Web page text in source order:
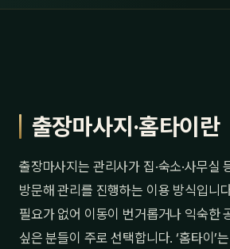
출장마사지·홈타이란
출장마사지는 관리사가 집·숙소·사무실
방문해 관리를 진행하는 이용 방식입니
필요가 없어 이동이 번거롭거나 익숙한
싶은 분들이 주로 선택합니다. ‘홈타이’